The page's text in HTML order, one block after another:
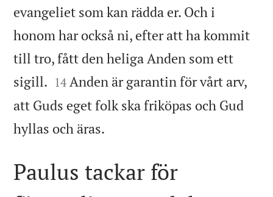
evangeliet som kan rädda er. Och i
honom har också ni, efter att ha kommit
till tro, fått den heliga Anden som ett
sigill. 

14 Anden är garantin för vårt arv,
att Guds eget folk ska friköpas och Gud
hyllas och äras.
Paulus tackar för